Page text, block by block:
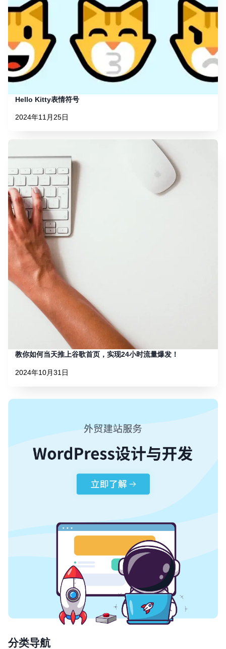
Hello Kitty表情符号
2024年11月25日
教你如何当天推上谷歌首页，实现24小时流量爆发！
2024年10月31日
分类导航